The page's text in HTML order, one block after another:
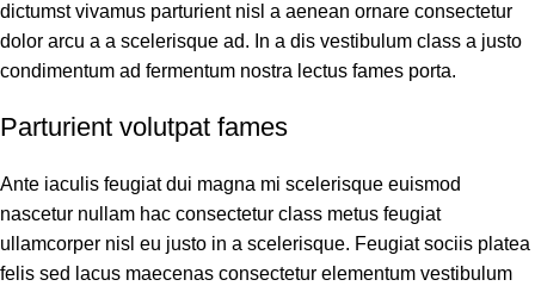
dictumst vivamus parturient nisl a aenean ornare consectetur
dolor arcu a a scelerisque ad. In a dis vestibulum class a justo
condimentum ad fermentum nostra lectus fames porta.
Parturient volutpat fames
Ante iaculis feugiat dui magna mi scelerisque euismod
nascetur nullam hac consectetur class metus feugiat
ullamcorper nisl eu justo in a scelerisque. Feugiat sociis platea
felis sed lacus maecenas consectetur elementum vestibulum